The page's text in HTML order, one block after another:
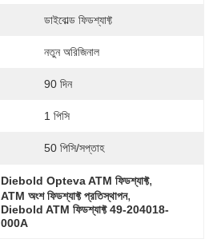
ডাইবোল্ড ফিডশ্যাফ্ট
নতুন অরিজিনাল
90 দিন
1 পিসি
50 পিসি/সপ্তাহ
Diebold Opteva ATM ফিডশ্যাফ্ট,
ATM অংশ ফিডশ্যাফ্ট প্রতিস্থাপন,
Diebold ATM ফিডশ্যাফ্ট 49-204018-
000A